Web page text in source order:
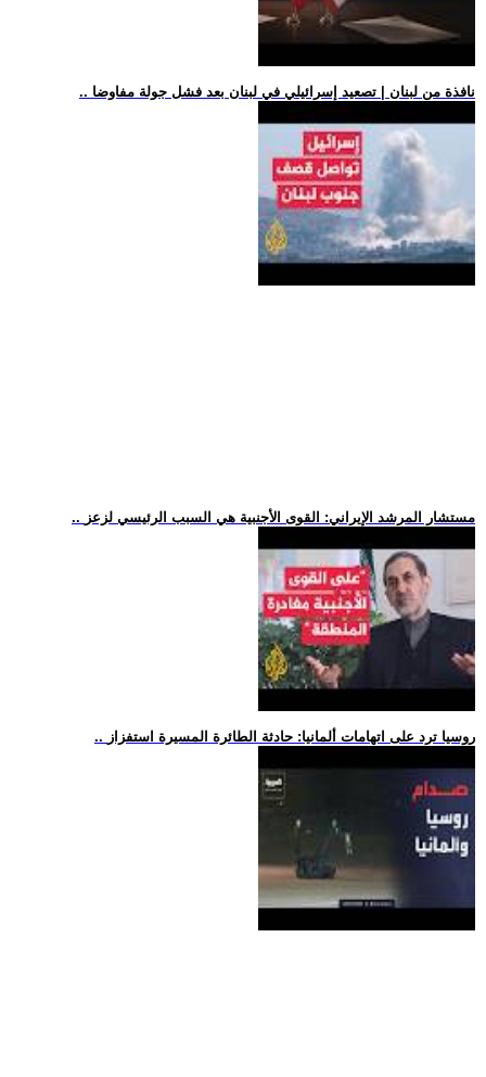
.. نافذة من لبنان | تصعيد إسرائيلي في لبنان بعد فشل جولة مفاوضا
.. مستشار المرشد الإيراني: القوى الأجنبية هي السبب الرئيسي لزعز
.. روسيا ترد على اتهامات ألمانيا: حادثة الطائرة المسيرة استفزاز